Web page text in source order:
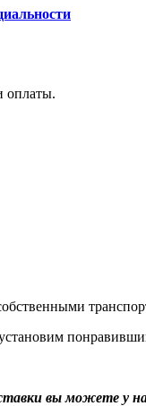
оплаты.
вы можете у